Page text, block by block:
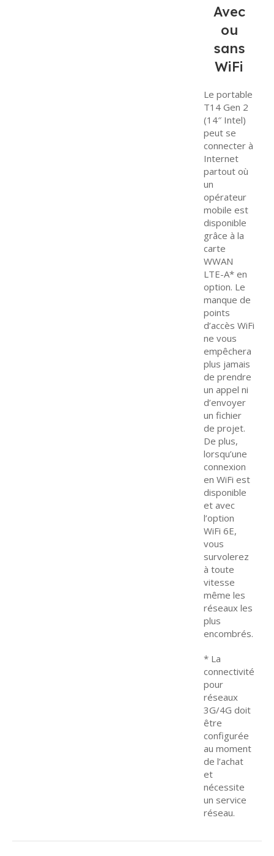
Avec
ou
sans
WiFi
Le portable
T14 Gen 2
(14″ Intel)
peut se
connecter à
Internet
partout où
un
opérateur
mobile est
disponible
grâce à la
carte
WWAN
LTE-A* en
option. Le
manque de
points
d’accès WiFi
ne vous
empêchera
plus jamais
de prendre
un appel ni
d’envoyer
un fichier
de projet.
De plus,
lorsqu’une
connexion
en WiFi est
disponible
et avec
l’option
WiFi 6E,
vous
survolerez
à toute
vitesse
même les
réseaux les
plus
encombrés.
* La
connectivité
pour
réseaux
3G/4G doit
être
configurée
au moment
de l’achat
et
nécessite
un service
réseau.